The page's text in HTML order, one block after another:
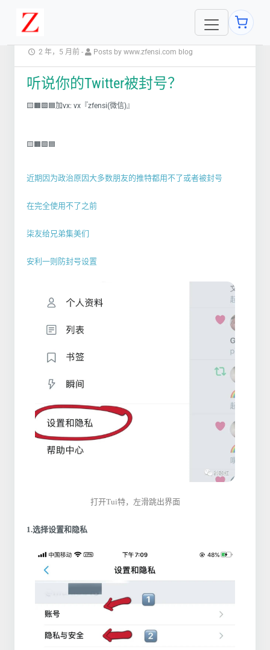
2 年，5 月前 - Posts by www.zfensi.com blog
听说你的Twitter被封号？
🟨🟧🟩🟦加vx: vx『zfensi(微信)』
🟨🟧🟩🟦
近期因为政治原因大多数朋友的推特都用不了或者被封号
在完全使用不了之前
柒友给兄弟集美们
安利一则防封号设置
打开Tui特，左滑跳出界面
1.选择设置和隐私